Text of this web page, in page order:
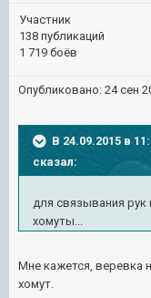
Участник
138 публикаций
1 719 боёв
Опубликовано: 24 сен
В 24.09.2015 в
сказал:
для связывания рук
хомуты...
Мне кажется, веревка
хомут.